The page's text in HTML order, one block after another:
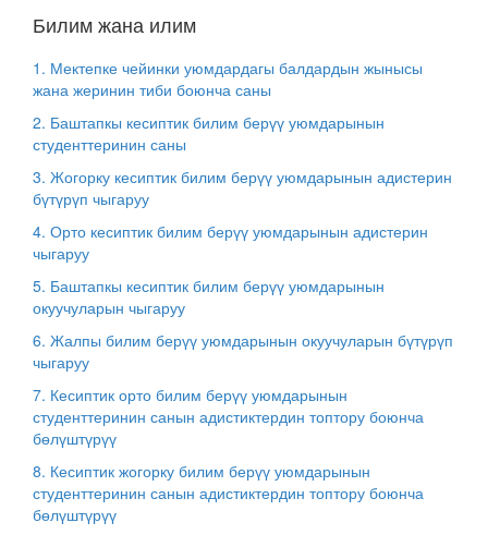
Билим жана илим
1. Мектепке чейинки уюмдардагы балдардын жынысы
жана жеринин тиби боюнча саны
2. Баштапкы кесиптик билим берүү уюмдарынын
студенттеринин саны
3. Жогорку кесиптик билим берүү уюмдарынын адистерин
бүтүрүп чыгаруу
4. Орто кесиптик билим берүү уюмдарынын адистерин
чыгаруу
5. Баштапкы кесиптик билим берүү уюмдарынын
окуучуларын чыгаруу
6. Жалпы билим берүү уюмдарынын окуучуларын бүтүрүп
чыгаруу
7. Кесиптик орто билим берүү уюмдарынын
студенттеринин санын адистиктердин топтору боюнча
бөлүштүрүү
8. Кесиптик жогорку билим берүү уюмдарынын
студенттеринин санын адистиктердин топтору боюнча
бөлүштүрүү